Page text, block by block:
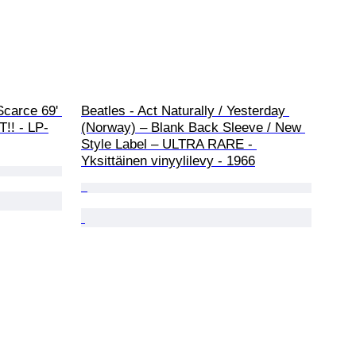
69'
- LP-
Beatles - Act Naturally / Yesterday
(Norway) – Blank Back Sleeve / New
Style Label – ULTRA RARE -
Yksittäinen vinyylilevy - 1966